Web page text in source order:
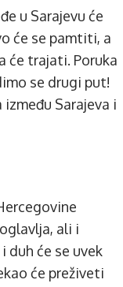
u Sarajevu će
će se pamtiti, a
će trajati. Poruka
se drugi put!
između Sarajeva i
ali i
duh će se uvek
će preživeti